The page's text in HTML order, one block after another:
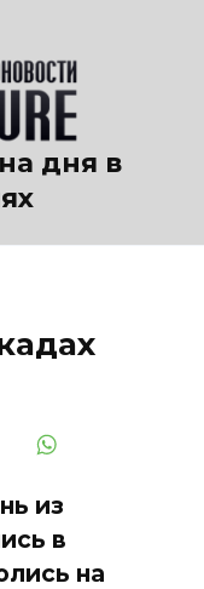
дня в
из
в
на